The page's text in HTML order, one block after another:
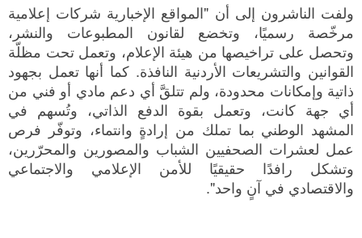
ولفت الناشرون إلى أن "المواقع الإخبارية شركات إعلامية
مرخّصة رسميًا، وتخضع لقانون المطبوعات والنشر،
وتحصل على تراخيصها من هيئة الإعلام، وتعمل تحت مظلّة
القوانين والتشريعات الأردنية النافذة. كما أنها تعمل بجهود
ذاتية وإمكانات محدودة، ولم تتلقَّ أي دعم مادي أو فني من
أي جهة كانت، وتعمل بقوة الدفع الذاتي، وتُسهم في
المشهد الوطني بما تملك من إرادةٍ وانتماء، وتوفّر فرص
عمل لعشرات الصحفيين الشباب والمصورين والمحرّرين،
وتشكل رافدًا حقيقيًا للأمن الإعلامي والاجتماعي
والاقتصادي في آنٍ واحد".